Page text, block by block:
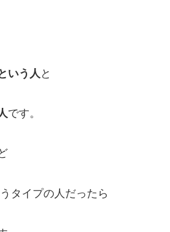
いう人 と
です。
タイプの人だったら